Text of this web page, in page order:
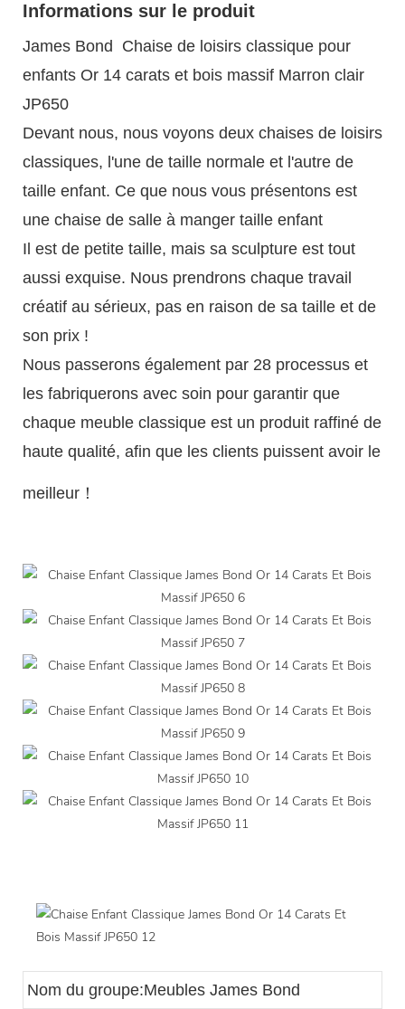
Informations sur le produit
James Bond Chaise de loisirs classique pour
enfants Or 14 carats et bois massif Marron clair
JP650
Devant nous, nous voyons deux chaises de loisirs
classiques, l'une de taille normale et l'autre de
taille enfant. Ce que nous vous présentons est
une chaise de salle à manger taille enfant
Il est de petite taille, mais sa sculpture est tout
aussi exquise. Nous prendrons chaque travail
créatif au sérieux, pas en raison de sa taille et de
son prix !
Nous passerons également par 28 processus et
les fabriquerons avec soin pour garantir que
chaque meuble classique est un produit raffiné de
haute qualité, afin que les clients puissent avoir le
meilleur！
Nom du groupe:Meubles James Bond